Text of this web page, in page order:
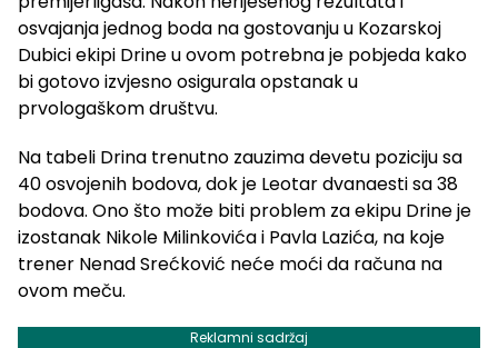
osvajanja jednog boda na gostovanju u Kozarskoj
Dubici ekipi Drine u ovom potrebna je pobjeda kako
bi gotovo izvjesno osigurala opstanak u
prvologaškom društvu.
Na tabeli Drina trenutno zauzima devetu poziciju sa
40 osvojenih bodova, dok je Leotar dvanaesti sa 38
bodova. Ono što može biti problem za ekipu Drine je
izostanak Nikole Milinkovića i Pavla Lazića, na koje
trener Nenad Srećković neće moći da računa na
ovom meču.
Reklamni sadržaj